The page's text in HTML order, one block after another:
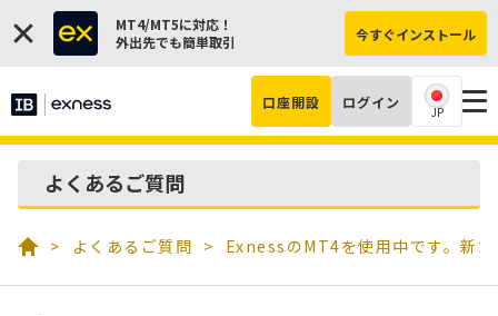
MT4/MT5に対応！
外出先でも簡単取引
今すぐインストール
口座開設 ログイン
JP
よくあるご質問
よくあるご質問 ExnessのMT4を使用中です。新